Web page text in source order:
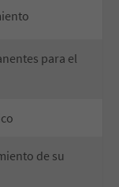
para el
de su